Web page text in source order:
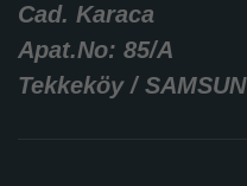
Cad. Karaca
Apat.No: 85/A
Tekkeköy / SAMSUN